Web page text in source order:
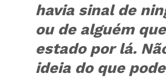
havia sinal de
ou de alguém
estado por lá.
ideia do que